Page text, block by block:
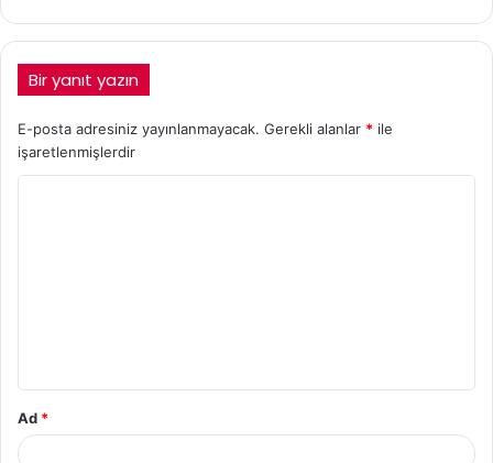
Bir yanıt yazın
E-posta adresiniz yayınlanmayacak. Gerekli alanlar * ile
işaretlenmişlerdir
Ad *